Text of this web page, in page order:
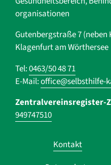
organisationen
Gutenbergstraße 7
Klagenfurt am Wörthersee
Tel:0463/50 48 71
E-Mail:office@selbsthilfe-
Zentralvereinsregister-
949747510
Kontakt